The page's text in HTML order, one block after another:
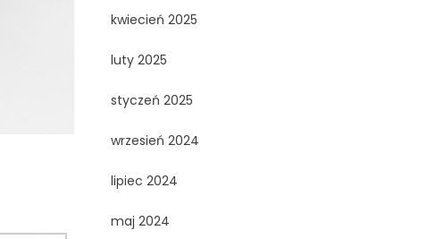
kwiecień 2025
luty 2025
styczeń 2025
wrzesień 2024
lipiec 2024
maj 2024